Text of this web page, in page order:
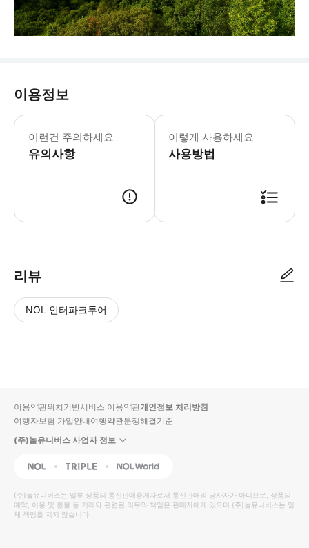
이용정보
이런건 주의하세요
유의사항
이렇게 사용하세요
사용방법
리뷰
NOL 인터파크투어
입니
다.
높
은
순
동
영
상
순
상
이용약관위치기반서비스 이용약관개인정보 처리방침
여행자보험 가입안내여행약관분쟁해결기준
(주)놀유니버스 사업자 정보
NOL Triple Interpark Global
(주)놀유니버스는 일부 상품의 통신판매중개자로서 통신판매의 당사자가 아니므로, 상품의
예약, 이용 및 환불 등 거래와 관련된 의무와 책임은 판매자에게 있으며 (주)놀유니버스는 일
체 책임을 지지 않습니다.